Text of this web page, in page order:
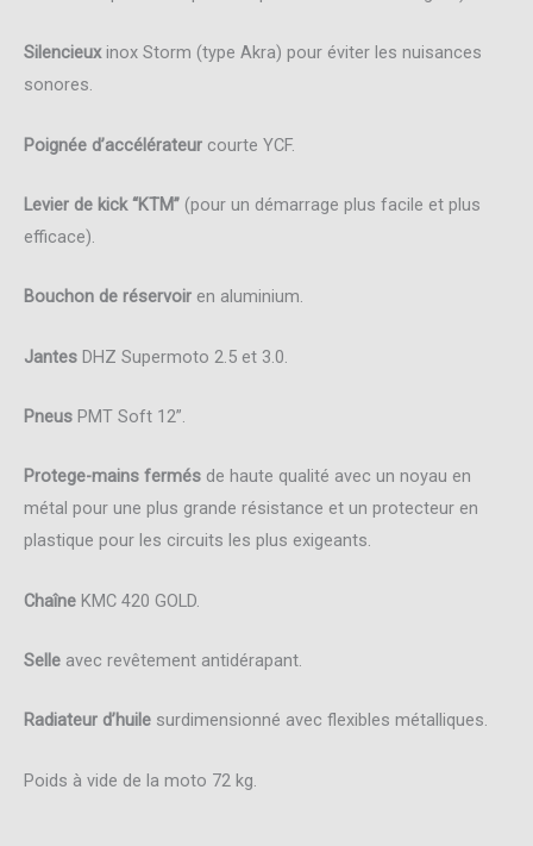
Silencieuxinox Storm (type Akra) pour éviter les nuisances
sonores.
Poignée d’accélérateur courte YCF.
Levier de kick “KTM” (pour un démarrage plus facile et plus
efficace).
Bouchon de réservoir en aluminium.
Jantes DHZ Supermoto 2.5 et 3.0.
Pneus PMT Soft 12”.
Protege-mains fermés de haute qualité avec un noyau en
métal pour une plus grande résistance et un protecteur en
plastique pour les circuits les plus exigeants.
Chaîne KMC 420 GOLD.
Selle avec revêtement antidérapant.
Radiateur d’huile surdimensionné avec flexibles métalliques.
Poids à vide de la moto 72 kg.